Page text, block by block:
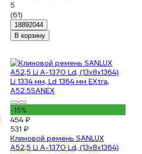
5
(61)
18892044
В корзину
-15%
454 ₽
531 ₽
Клиновой ремень SANLUX
A52,5 Li A-1370 Ld, (13x8x1364)